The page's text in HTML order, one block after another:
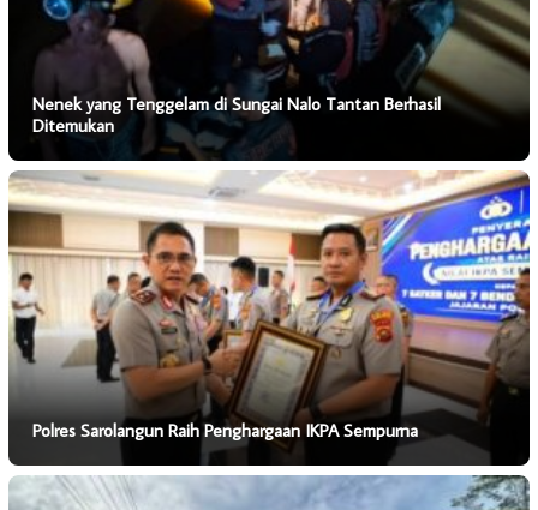
Nenek yang Tenggelam di Sungai Nalo Tantan Berhasil
Ditemukan
Polres Sarolangun Raih Penghargaan IKPA Sempurna